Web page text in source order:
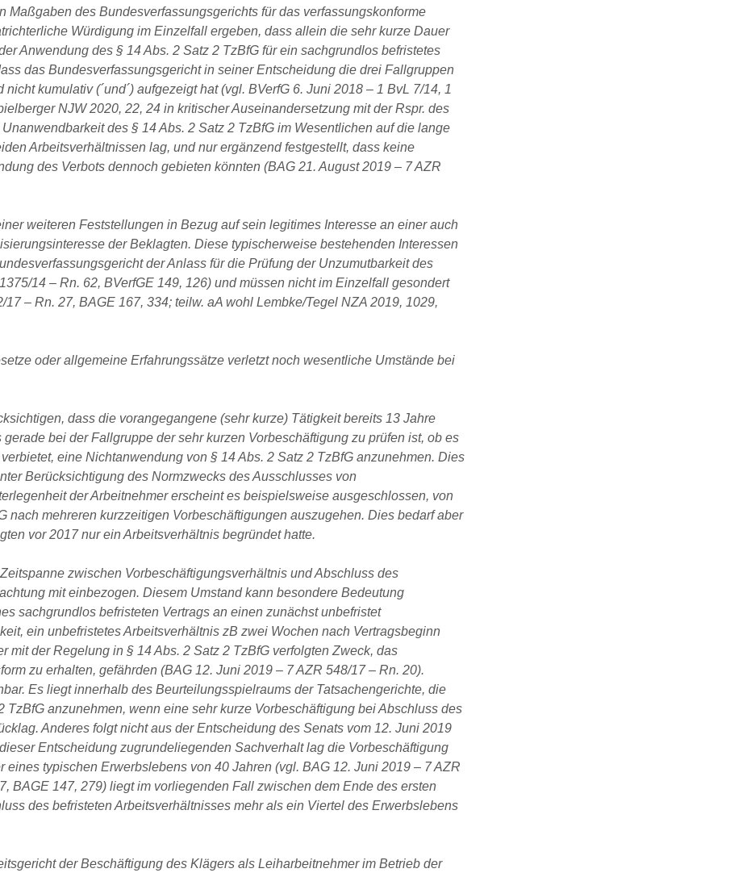
Maßgaben des Bundesverfassungsgerichts für das verfassungskonforme
Würdigung im Einzelfall ergeben, dass allein die sehr kurze Dauer
Anwendung des § 14 Abs. 2 Satz 2 TzBfG für ein sachgrundlos befristetes
das Bundesverfassungsgericht in seiner Entscheidung die drei Fallgruppen
kumulativ (´und´) aufgezeigt hat (vgl. BVerfG 6. Juni 2018 – 1 BvL 7/14, 1
NJW 2020, 22, 24 in kritischer Auseinandersetzung mit der Rspr. des
des § 14 Abs. 2 Satz 2 TzBfG im Wesentlichen auf die lange
Arbeitsverhältnissen lag, und nur ergänzend festgestellt, dass keine
des Verbots dennoch gebieten könnten (BAG 21. August 2019 – 7 AZR
weiteren Feststellungen in Bezug auf sein legitimes Interesse an einer auch
der Beklagten. Diese typischerweise bestehenden Interessen
der Anlass für die Prüfung der Unzumutbarkeit des
14 – Rn. 62, BVerfGE 149, 126) und müssen nicht im Einzelfall gesondert
– Rn. 27, BAGE 167, 334; teilw. aA wohl Lembke/Tegel NZA 2019, 1029,
oder allgemeine Erfahrungssätze verletzt noch wesentliche Umstände bei
dass die vorangegangene (sehr kurze) Tätigkeit bereits 13 Jahre
bei der Fallgruppe der sehr kurzen Vorbeschäftigung zu prüfen ist, ob es
eine Nichtanwendung von § 14 Abs. 2 Satz 2 TzBfG anzunehmen. Dies
Berücksichtigung des Normzwecks des Ausschlusses von
der Arbeitnehmer erscheint es beispielsweise ausgeschlossen, von
nach mehreren kurzzeitigen Vorbeschäftigungen auszugehen. Dies bedarf aber
vor 2017 nur ein Arbeitsverhältnis begründet hatte.
zwischen Vorbeschäftigungsverhältnis und Abschluss des
mit einbezogen. Diesem Umstand kann besondere Bedeutung
sachgrundlos befristeten Vertrags an einen zunächst unbefristet
ein unbefristetes Arbeitsverhältnis zB zwei Wochen nach Vertragsbeginn
mit der Regelung in § 14 Abs. 2 Satz 2 TzBfG verfolgten Zweck, das
zu erhalten, gefährden (BAG 12. Juni 2019 – 7 AZR 548/17 – Rn. 20).
Es liegt innerhalb des Beurteilungsspielraums der Tatsachengerichte, die
anzunehmen, wenn eine sehr kurze Vorbeschäftigung bei Abschluss des
Anderes folgt nicht aus der Entscheidung des Senats vom 12. Juni 2019
Entscheidung zugrundeliegenden Sachverhalt lag die Vorbeschäftigung
typischen Erwerbslebens von 40 Jahren (vgl. BAG 12. Juni 2019 – 7 AZR
BAGE 147, 279) liegt im vorliegenden Fall zwischen dem Ende des ersten
des befristeten Arbeitsverhältnisses mehr als ein Viertel des Erwerbslebens
der Beschäftigung des Klägers als Leiharbeitnehmer im Betrieb der